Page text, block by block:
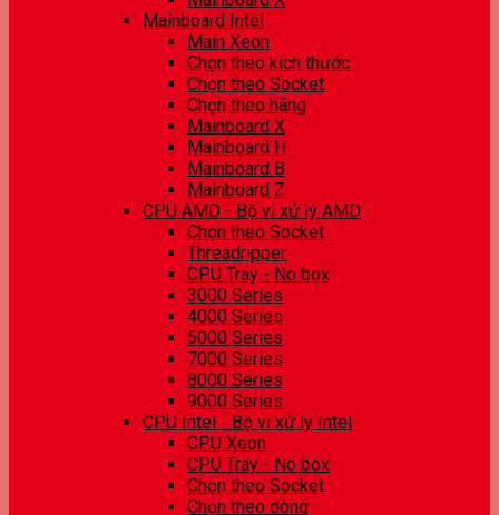
Mainboard Intel
Main Xeon
Chọn theo kích thước
Chọn theo Socket
Chọn theo hãng
Mainboard X
Mainboard H
Mainboard B
Mainboard Z
CPU AMD - Bộ vi xử lý AMD
Chọn theo Socket
Threadripper
CPU Tray - No box
3000 Series
4000 Series
5000 Series
7000 Series
8000 Series
9000 Series
CPU Intel - Bộ vi xử lý Intel
CPU Xeon
CPU Tray - No box
Chọn theo Socket
Chọn theo dòng